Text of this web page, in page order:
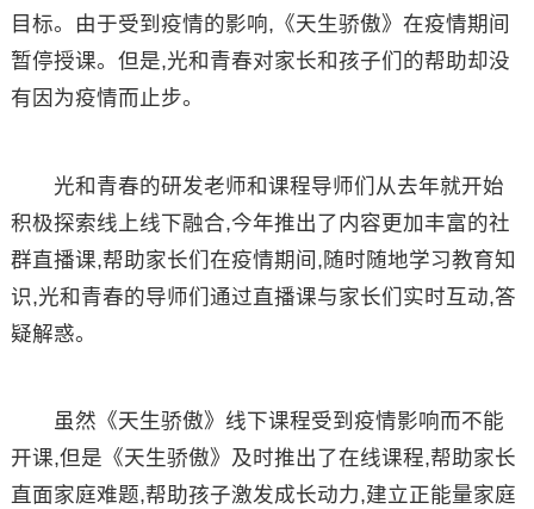
目标。由于受到疫情的影响,《天生骄傲》在疫情期间
暂停授课。但是,光和青春对家长和孩子们的帮助却没
有因为疫情而止步。
光和青春的研发老师和课程导师们从去年就开始
积极探索线上线下融合,今年推出了内容更加丰富的社
群直播课,帮助家长们在疫情期间,随时随地学习教育知
识,光和青春的导师们通过直播课与家长们实时互动,答
疑解惑。
虽然《天生骄傲》线下课程受到疫情影响而不能
开课,但是《天生骄傲》及时推出了在线课程,帮助家长
直面家庭难题,帮助孩子激发成长动力,建立正能量家庭